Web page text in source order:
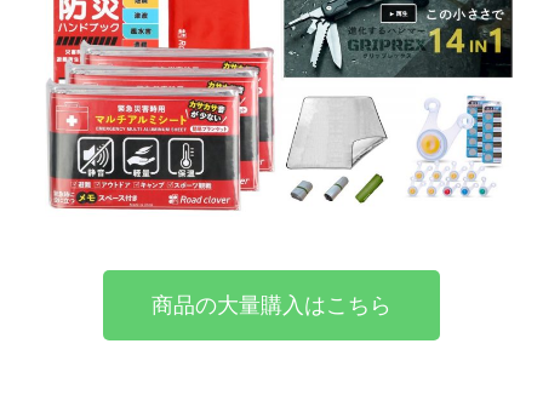
商品の大量購入はこちら